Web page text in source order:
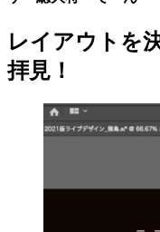
レイアウトを
拝見！